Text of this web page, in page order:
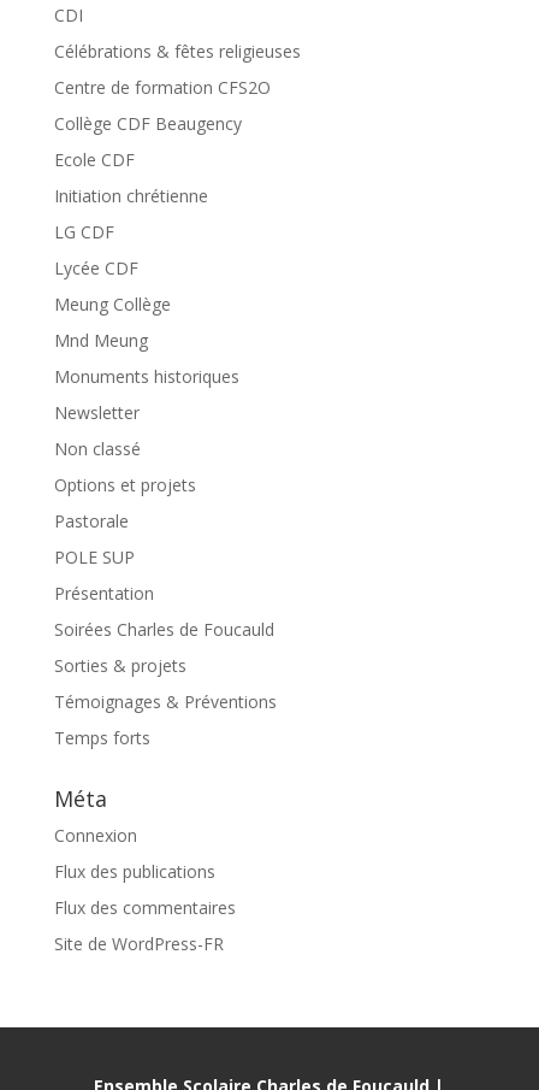
CDI
Célébrations & fêtes religieuses
Centre de formation CFS2O
Collège CDF Beaugency
Ecole CDF
Initiation chrétienne
LG CDF
Lycée CDF
Meung Collège
Mnd Meung
Monuments historiques
Newsletter
Non classé
Options et projets
Pastorale
POLE SUP
Présentation
Soirées Charles de Foucauld
Sorties & projets
Témoignages & Préventions
Temps forts
Méta
Connexion
Flux des publications
Flux des commentaires
Site de WordPress-FR